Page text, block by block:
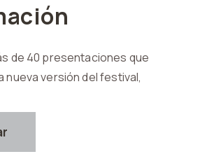
de 40 presentaciones que
nueva versión del festival,